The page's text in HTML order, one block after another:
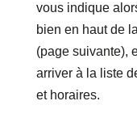
vous indique
bien en haut de
(page suivante),
arriver à la liste
et horaires.